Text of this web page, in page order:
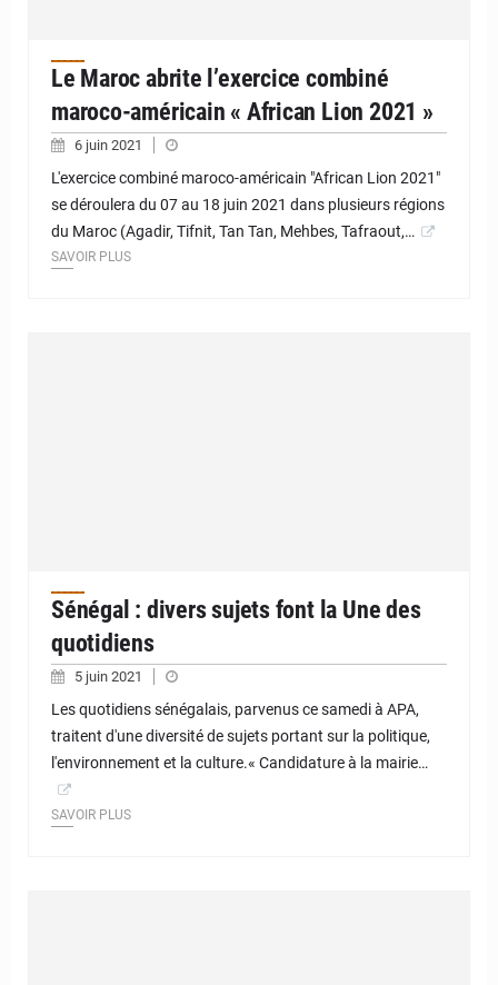
Le Maroc abrite l’exercice combiné
maroco-américain « African Lion 2021 »
6 juin 2021
L'exercice combiné maroco-américain "African Lion 2021"
se déroulera du 07 au 18 juin 2021 dans plusieurs régions
du Maroc (Agadir, Tifnit, Tan Tan, Mehbes, Tafraout,…
SAVOIR PLUS
Sénégal : divers sujets font la Une des
quotidiens
5 juin 2021
Les quotidiens sénégalais, parvenus ce samedi à APA,
traitent d'une diversité de sujets portant sur la politique,
l'environnement et la culture.« Candidature à la mairie…
SAVOIR PLUS